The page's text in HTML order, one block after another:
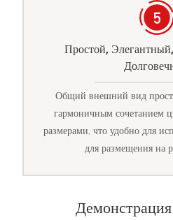
Простой,
Общий внешний вид
гармоничным сочетанием
размерами, что удобно для
для размещения на